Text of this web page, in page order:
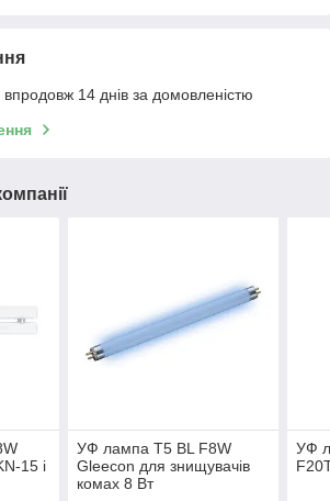
14 днів за домовленістю
15 і
УФ лампа T5 BL F8W
Gleecon для знищувачів
комах 8 Вт
УФ